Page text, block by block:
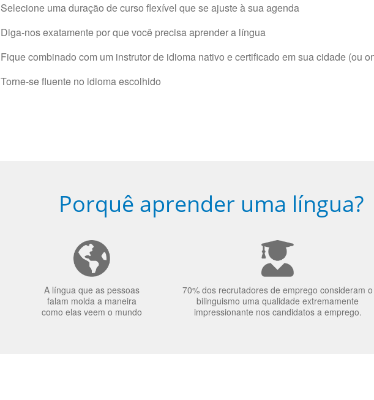
Selecione uma duração de curso flexível que se ajuste à sua agenda
Diga-nos exatamente por que você precisa aprender a língua
Fique combinado com um instrutor de idioma nativo e certificado em sua cidade (ou
Torne-se fluente no idioma escolhido
Porquê aprender uma língua?
A língua que as pessoas
falam molda a maneira
como elas veem o mundo
70% dos recrutadores de emprego consideram o
bilinguismo uma qualidade extremamente
impressionante nos candidatos a emprego.